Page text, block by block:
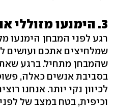
3. הימנעו מזוללי אנרגיה
רגע לפני המבחן הימנעו
שמלחיצים אתכם ועושים
שהמבחן מתחיל. ברגע
בסביבת אנשים כאלה,
לכיוון נקי יותר. אנחנו
וכיפית, בטח במצב של